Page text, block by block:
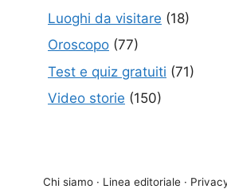
Luoghi da visitare (18)
Oroscopo (77)
Test e quiz gratuiti (71)
Video storie (150)
Chi siamo · Linea editoriale ·